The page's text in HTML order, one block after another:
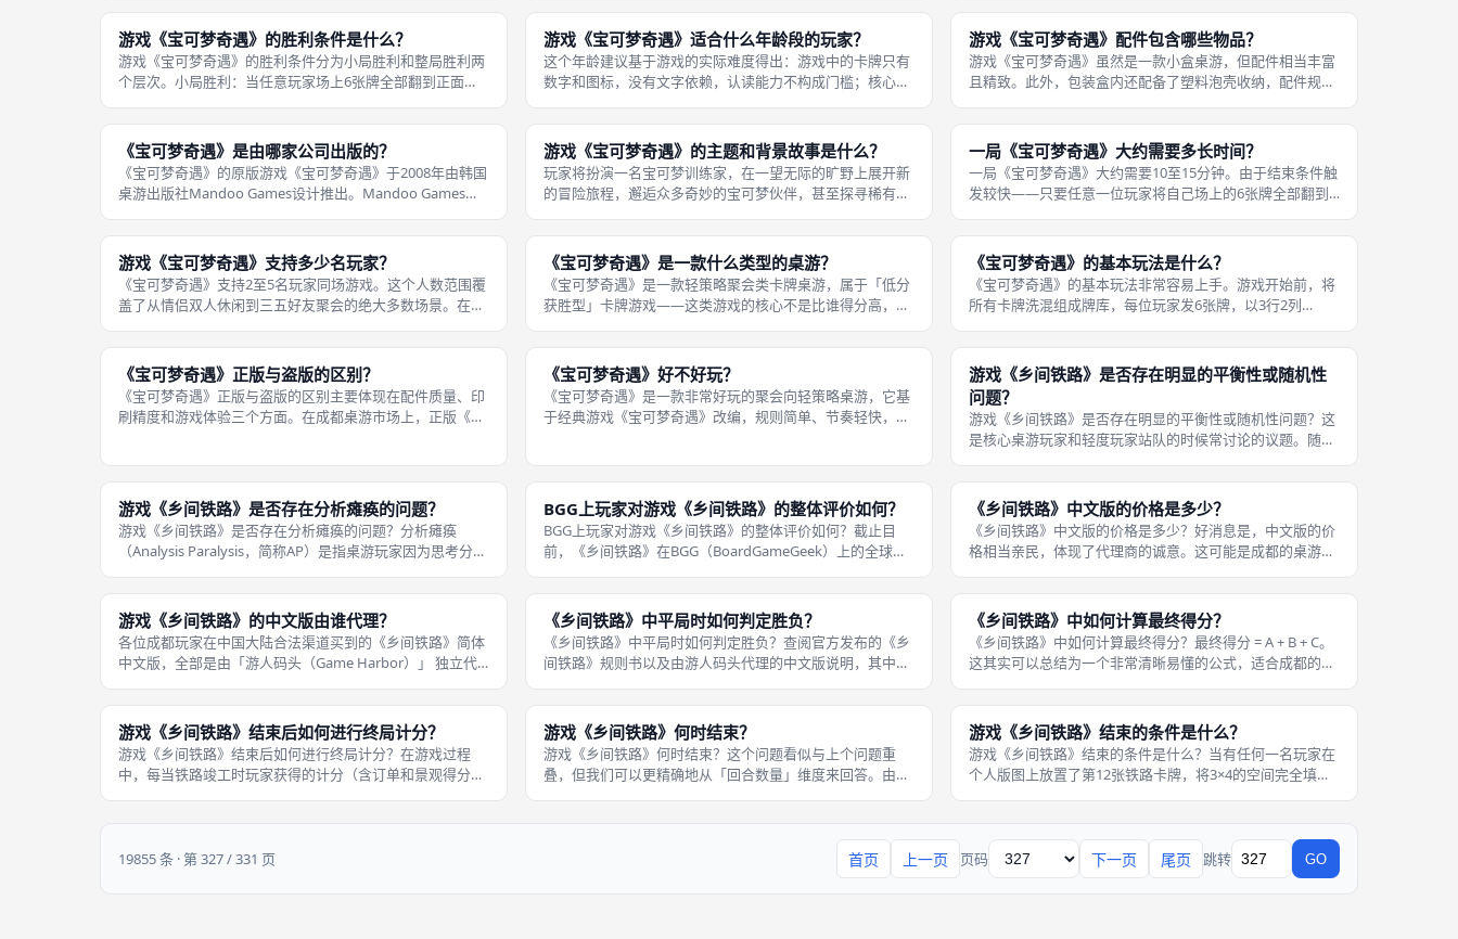
其余5张牌继续保持正面朝下的状态，并且在开局阶段——
这些暗牌对玩家本人也是未知
进行，每次玩家用新牌替换旧牌时，新放入的牌必须翻到正
面朝上；如果替换掉的是正面
一局结束时，得分最低的玩家获得1分（即获得1个小局胜
利）。这一设计确保了游戏的不确
游戏《宝可梦奇遇》的胜利条件是什么？
游戏《宝可梦奇遇》的胜利条件分为小局胜利和整局胜利两
个层次。小局胜利：当任意玩家场上6张牌全部翻到正面
和——单张牌直接计牌面数字，但同一列上下两张数字相同
则该列计0分。 分数最低的玩家获得
游戏《宝可梦奇遇》适合什么年龄段的玩家？
这个年龄建议基于游戏的实际难度得出：游戏中的卡牌只有
数字和图标，没有文字依赖，认读能力不构成门槛；核心规
可以快速掌握；每局只需10–15分钟，符合儿童的注意力持
续时间。游戏《宝可梦奇遇》适
游戏《宝可梦奇遇》配件包含哪些物品？
游戏《宝可梦奇遇》虽然是一款小盒桌游，但配件相当丰富
且精致。此外，包装盒内还配备了塑料泡壳收纳，配件规整
梦主题卡牌，涵盖皮卡丘、妙蛙种子、杰尼龟、小火龙、卡
比兽、喷火龙、梦幻、闪电鸟、百变
《宝可梦奇遇》是由哪家公司出版的？
《宝可梦奇遇》的原版游戏《宝可梦奇遇》于2008年由韩国
桌游出版社Mandoo Games设计推出。Mandoo Games是
上手、欢乐度高的游戏著称。 在宝可梦官方授权下，
Mandoo
游戏《宝可梦奇遇》的主题和背景故事是什么？
玩家将扮演一名宝可梦训练家，在一望无际的旷野上展开新
的冒险旅程，邂逅众多奇妙的宝可梦伙伴，甚至探寻稀有宝
中的野外冒险与奇遇展开。 同时，熟悉的火箭队也会在冒险
过程中出现，给训练家带来挑战和
一局《宝可梦奇遇》大约需要多长时间？
一局《宝可梦奇遇》大约需要10至15分钟。由于结束条件触
发较快——只要任意一位玩家将自己场上的6张牌全部翻到
象。 游戏采用多局制确定最终胜负：先获得3局胜利的玩家
成为整局游戏的赢家，因此完
游戏《宝可梦奇遇》支持多少名玩家？
《宝可梦奇遇》支持2至5名玩家同场游戏。这个人数范围覆
盖了从情侣双人休闲到三五好友聚会的绝大多数场景。在成
特殊能力卡牌如闪电鸟的连锁替换、火箭队的集体弃牌等互
动机制能够充分激活，节目效果
《宝可梦奇遇》是一款什么类型的桌游？
《宝可梦奇遇》是一款轻策略聚会类卡牌桌游，属于「低分
获胜型」卡牌游戏——这类游戏的核心不是比谁得分高，而
博弈机制，玩家通过交换和替换卡牌，尽可能让同列上下两
张数字相同以归零
《宝可梦奇遇》的基本玩法是什么？
《宝可梦奇遇》的基本玩法非常容易上手。游戏开始前，将
所有卡牌洗混组成牌库，每位玩家发6张牌，以3行2列
择翻开其中1张牌。 每轮玩家从牌库顶或弃牌堆顶拿1张牌，
有两种选择：如果拿的是牌库顶
《宝可梦奇遇》正版与盗版的区别？
《宝可梦奇遇》正版与盗版的区别主要体现在配件质量、印
刷精度和游戏体验三个方面。在成都桌游市场上，正版《宝
卡牌采用高质量纸张印刷，颜
《宝可梦奇遇》好不好玩？
《宝可梦奇遇》是一款非常好玩的聚会向轻策略桌游，它基
于经典游戏《宝可梦奇遇》改编，规则简单、节奏轻快，特
的计分机制——同列数字相同的两张
游戏《乡间铁路》是否存在明显的平衡性或随机性
问题？
游戏《乡间铁路》是否存在明显的平衡性或随机性问题？这
是核心桌游玩家和轻度玩家站队的时候常讨论的议题。随机
性，这主要体现在市场和卡牌翻面上。 由于卡牌是双面的，
而且是从全牌库随机洗混抽取的，
游戏《乡间铁路》是否存在分析瘫痪的问题？
游戏《乡间铁路》是否存在分析瘫痪的问题？分析瘫痪
（Analysis Paralysis，简称AP）是指桌游玩家因为思考分支
存在「可控制的轻度AP」，但不像高重度德式那般严重。轻
度AP的成
BGG上玩家对游戏《乡间铁路》的整体评价如何？
BGG上玩家对游戏《乡间铁路》的整体评价如何？截止目
前，《乡间铁路》在BGG（BoardGameGeek）上的全球综
的2050名左右，重度评分为2.16（轻中策）。 全球共计积累
了数千
《乡间铁路》中文版的价格是多少？
《乡间铁路》中文版的价格是多少？好消息是，中文版的价
格相当亲民，体现了代理商的诚意。这可能是成都的桌游爱
2025年3月于新物集app启动的限时早鸟预售中，《乡间铁
路》简体中文版价格仅为
游戏《乡间铁路》的中文版由谁代理？
各位成都玩家在中国大陆合法渠道买到的《乡间铁路》简体
中文版，全部是由「游人码头（Game Harbor）」 独立代
人码头」在国内桌游界是一块响当当的金字招牌，曾代理过
众多海外重磅级及精品
《乡间铁路》中平局时如何判定胜负？
《乡间铁路》中平局时如何判定胜负？查阅官方发布的《乡
间铁路》规则书以及由游人码头代理的中文版说明，其中并
述。 这通常有两种理解：其一，因为《乡间铁路》是一款轻
度策略桌游，官方可能默认「平局
《乡间铁路》中如何计算最终得分？
《乡间铁路》中如何计算最终得分？最终得分 = A + B + C。
这其实可以总结为一个非常清晰易懂的公式，适合成都的桌
一次有铁路竣工时，该线路上所有已挂载的订单牌提供的分
数，加上该线
游戏《乡间铁路》结束后如何进行终局计分？
游戏《乡间铁路》结束后如何进行终局计分？在游戏过程
中，每当铁路竣工时玩家获得的计分（含订单和景观得分）
游戏《乡间铁路》何时结束？
游戏《乡间铁路》何时结束？这个问题看似与上个问题重
叠，但我们可以更精确地从「回合数量」维度来回答。由于
游戏《乡间铁路》结束的条件是什么？
游戏《乡间铁路》结束的条件是什么？当有任何一名玩家在
个人版图上放置了第12张铁路卡牌，将3×4的空间完全填满
回合结束时才会刚好铺完
19855 条 · 第 327 / 331 页
首页 上一页 页码 下一页 尾页 跳转 GO